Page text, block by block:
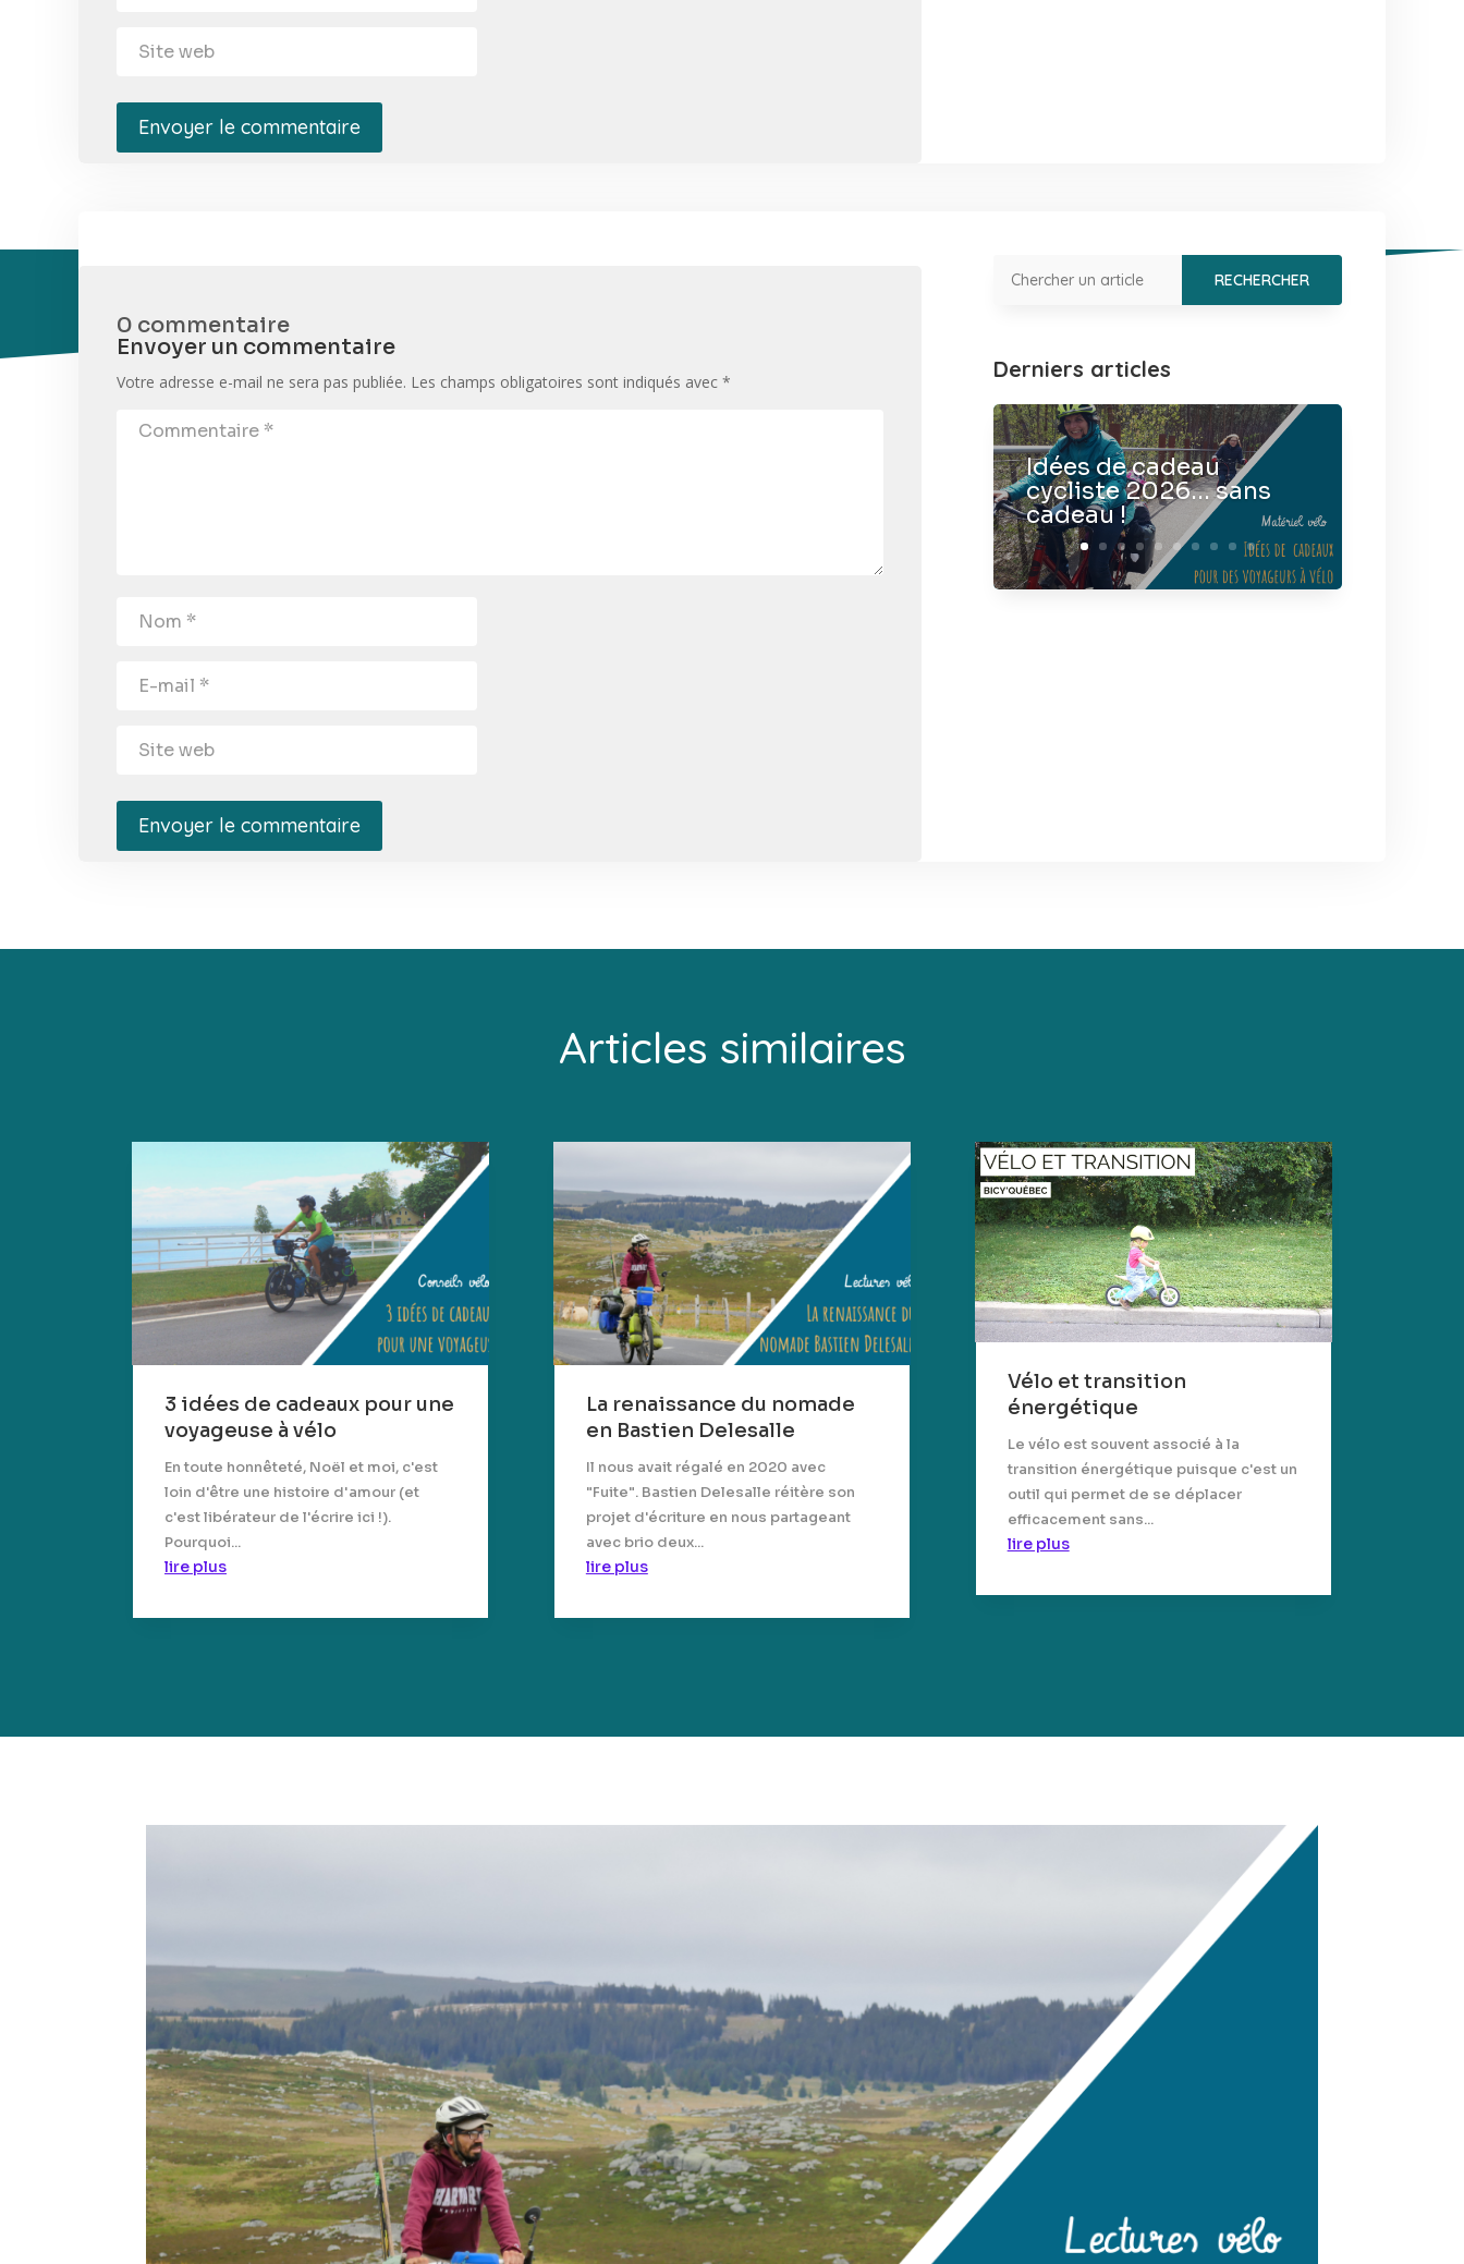
Envoyer le commentaire
0 commentaire
Envoyer un commentaire
Votre adresse e-mail ne sera pas publiée. Les champs obligatoires sont indiqués avec *
Envoyer le commentaire
Derniers articles
Idées de cadeau
cycliste 2026… sans
cadeau !
Articles similaires
3 idées de cadeaux pour une
voyageuse à vélo
En toute honnêteté, Noël et moi, c'est
loin d'être une histoire d'amour (et
c'est libérateur de l'écrire ici !).
Pourquoi...
lire plus
La renaissance du nomade
en Bastien Delesalle
Il nous avait régalé en 2020 avec
"Fuite". Bastien Delesalle réitère son
projet d'écriture en nous partageant
avec brio deux...
lire plus
Vélo et transition
énergétique
Le vélo est souvent associé à la
transition énergétique puisque c'est un
outil qui permet de se déplacer
efficacement sans...
lire plus